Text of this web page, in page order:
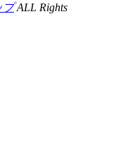
プALL Rights